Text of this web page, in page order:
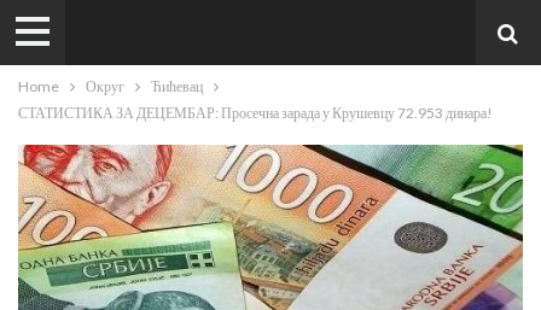
Home Округ
Ћићевац
СТАТИСТИКА ЗА ДЕЦЕМБАР: Просечна зарада у Крушевцу 72.953 динара!